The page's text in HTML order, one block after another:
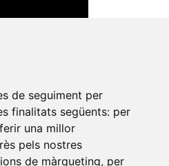
de seguiment per
finalitats següents: per
una millor
pels nostres
de màrqueting, per
Barcelona •
•
de Perpinyà